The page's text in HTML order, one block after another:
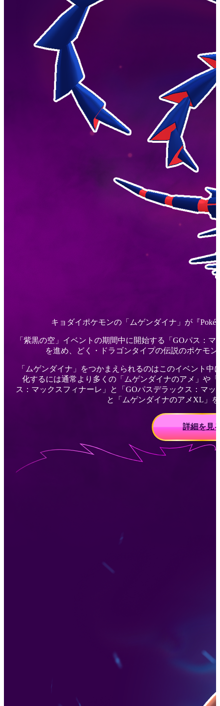
キョダイポケモンの「ムゲンダイナ」が『
「紫黒の空」イベントの期間中に開始する「GOパス：
を進め、どく・ドラゴンタイプの伝説のポケモ
「ムゲンダイナ」をつかまえられるのはこのイベント
化するには通常より多くの「ムゲンダイナのアメ」や
ス：マックスフィナーレ」と「GOパスデラックス：マ
と「ムゲンダイナのアメXL」
詳細を見